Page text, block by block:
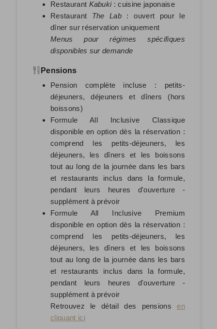
Restaurant Kabuki: cuisine japonaise
Restaurant The Lab : ouvert pour le
dîner sur réservation uniquement
Menus pour régimes spécifiques
disponibles sur demande
Pensions
Pension complète incluse : petits-
déjeuners, déjeuners et dîners (hors
boissons)
Formule All Inclusive Classique
disponible en option dès la réservation :
comprend les petits-déjeuners, les
déjeuners, les dîners et les boissons
tout au long de la journée dans les bars
et restaurants inclus dans la formule,
pendant leurs heures d'ouverture -
supplément à prévoir
Formule All Inclusive Premium
disponible en option dès la réservation :
comprend les petits-déjeuners, les
déjeuners, les dîners et les boissons
tout au long de la journée dans les bars
et restaurants inclus dans la formule,
pendant leurs heures d'ouverture -
supplément à prévoir
Retrouvez le détail des pensions en
cliquant ici